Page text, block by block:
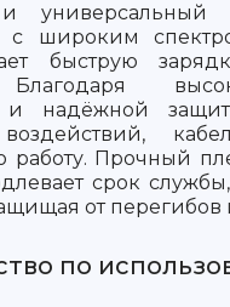
универсальный
с широким
быструю
и надёжной
работу. Прочный
срок
от
по